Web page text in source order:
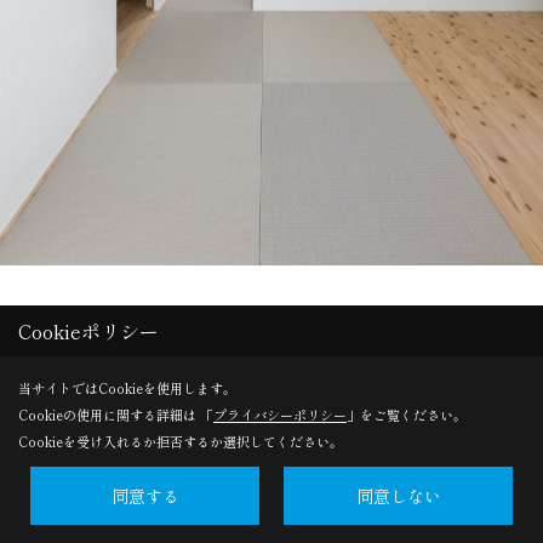
Cookieポリシー
当サイトではCookieを使用します。
Cookieの使用に関する詳細は 「プライバシーポリシー 」をご覧ください。
Cookieを受け入れるか拒否するか選択してください。
同意する 同意しない